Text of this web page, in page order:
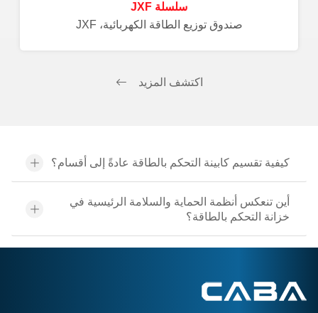
سلسلة JXF
صندوق توزيع الطاقة الكهربائية، JXF
اكتشف المزيد
كيفية تقسيم كابينة التحكم بالطاقة عادةً إلى أقسام؟
أين تنعكس أنظمة الحماية والسلامة الرئيسية في
خزانة التحكم بالطاقة؟